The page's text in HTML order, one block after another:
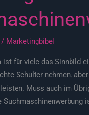
/ Marketingbibel
ist für viele das Sinnbild
Schulter nehmen,
Muss auch im
Suchmaschinenwerbung